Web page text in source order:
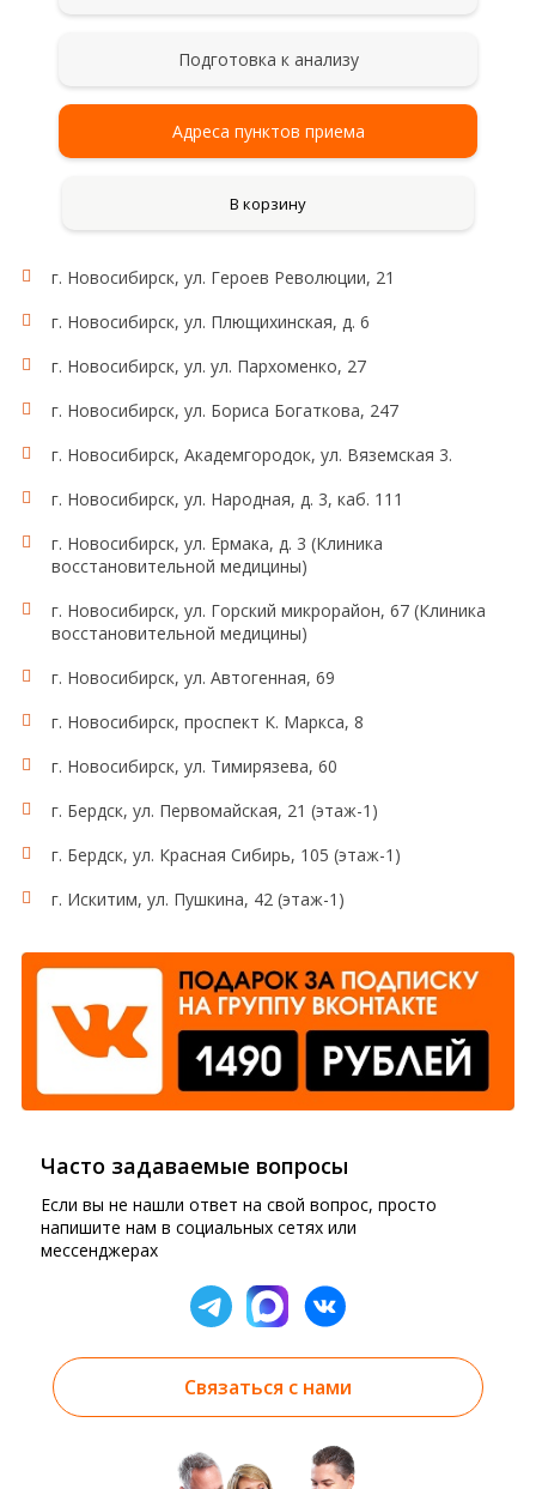
Подготовка к анализу
Адреса пунктов приема
В корзину
г. Новосибирск, ул. Героев Революции, 21
г. Новосибирск, ул. Плющихинская, д. 6
г. Новосибирск, ул. ул. Пархоменко, 27
г. Новосибирск, ул. Бориса Богаткова, 247
г. Новосибирск, Академгородок, ул. Вяземская 3.
г. Новосибирск, ул. Народная, д. 3, каб. 111
г. Новосибирск, ул. Ермака, д. 3 (Клиника
восстановительной медицины)
г. Новосибирск, ул. Горский микрорайон, 67 (Клиника
восстановительной медицины)
г. Новосибирск, ул. Автогенная, 69
г. Новосибирск, проспект К. Маркса, 8
г. Новосибирск, ул. Тимирязева, 60
г. Бердск, ул. Первомайская, 21 (этаж-1)
г. Бердск, ул. Красная Сибирь, 105 (этаж-1)
г. Искитим, ул. Пушкина, 42 (этаж-1)
Часто задаваемые вопросы
Если вы не нашли ответ на свой вопрос, просто
напишите нам в социальных сетях или
мессенджерах
Связаться с нами